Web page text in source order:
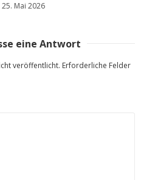
25. Mai 2026
eine Antwort
veröffentlicht. Erforderliche Felder